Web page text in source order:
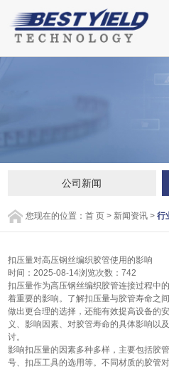
公司新闻
您现在的位置：首 页 > 新闻资讯 >行
扣压量对高压钢丝编织胶管使用的影响
时间：2025-08-14浏览次数：742
扣压量作为高压钢丝编织胶管连接过程中
着重要的影响。了解扣压量与胶管寿命之
做出更合理的选择，还能有效提高设备的
义、影响因素、对胶管寿命的具体影响以
讨。
影响扣压量的因素多种多样，主要包括胶
号、扣压工具的选用等。不同材质的胶管